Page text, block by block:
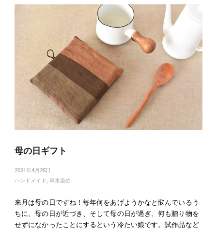
母の日ギフト
2021年4月25日
ハンドメイド, 草木染め
来月は母の日ですね！毎年何をあげようかなと悩んでいるう
ちに、母の日が近づき、そして母の日が過ぎ、何も贈り物を
せずになかったことにするという冷たい娘です。試作品など